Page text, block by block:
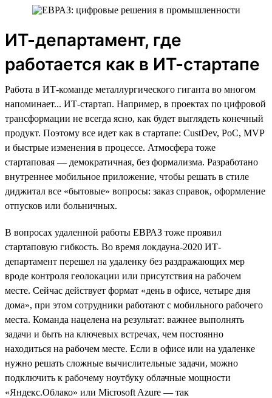
ИТ-департамент, где
работается как в ИТ-стартапе
Работа в ИТ-команде металлургического гиганта во многом
напоминает... ИТ-стартап. Например, в проектах по цифровой
трансформации не всегда ясно, как будет выглядеть конечный
продукт. Поэтому все идет как в стартапе: CustDev, PoC, MVP
и быстрые изменения в процессе. Атмосфера тоже
стартаповая — демократичная, без формализма. Разработано
внутреннее мобильное приложение, чтобы решать в стиле
диджитал все «бытовые» вопросы: заказ справок, оформление
отпусков или больничных.
В вопросах удаленной работы ЕВРАЗ тоже проявил
стартаповую гибкость. Во время локдауна-2020 ИТ-
департамент перешел на удаленку без раздражающих мер
вроде контроля геолокации или присутствия на рабочем
месте. Сейчас действует формат «день в офисе, четыре дня
дома», при этом сотрудники работают с мобильного рабочего
места. Команда нацелена на результат: важнее выполнять
задачи и быть на ключевых встречах, чем постоянно
находиться на рабочем месте. Если в офисе или на удаленке
нужно решать сложные вычислительные задачи, можно
подключить к рабочему ноутбуку облачные мощности
«Яндекс.Облако» или Microsoft Azure — так